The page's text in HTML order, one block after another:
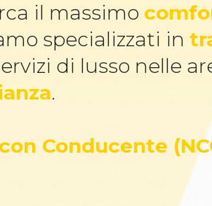
il massimo
specializzati in
di lusso nelle
.
Conducente